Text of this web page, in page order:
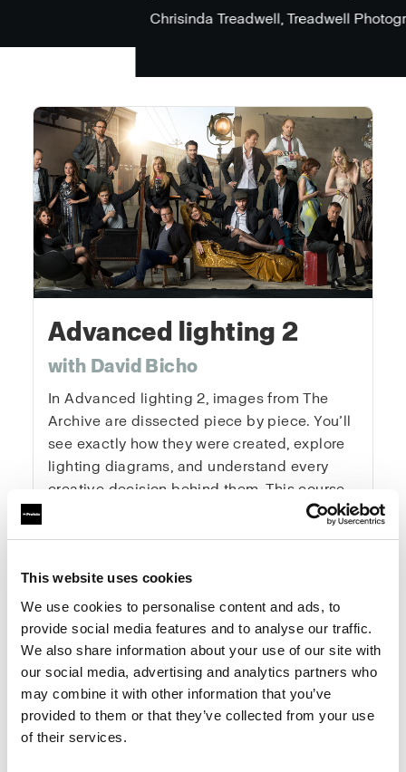
This website uses cookies
We use cookies to personalise content and ads, to
provide social media features and to analyse our traffic.
We also share information about your use of our site with
our social media, advertising and analytics partners who
may combine it with other information that you’ve
provided to them or that they’ve collected from your use
of their services.
Chrisinda Treadwell, Treadwell Photography
Advanced lighting 2
with David Bicho
In Advanced lighting 2, images from The
Archive are dissected piece by piece. You’ll
see exactly how they were created, explore
lighting diagrams, and understand every
creative decision behind them. This course
gives you the tools and mindset to elevate
One-Time Purchase $199
Buy now